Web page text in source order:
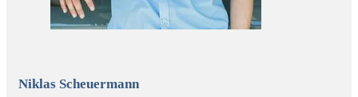
Niklas Scheuermann